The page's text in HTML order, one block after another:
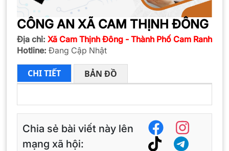
CÔNG AN XÃ CAM THỊNH ĐÔNG
Địa chỉ: Xã Cam Thịnh Đông - Thành Phố Cam Ranh
Hotline: Đang Cập Nhật
CHI TIẾT BẢN ĐỒ
Chia sẻ bài viết này lên
mạng xã hội: